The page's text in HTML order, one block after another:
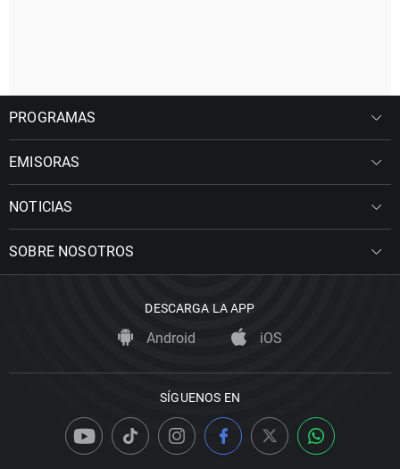
PROGRAMAS
EMISORAS
NOTICIAS
SOBRE NOSOTROS
DESCARGA LA APP
Android iOS
SÍGUENOS EN